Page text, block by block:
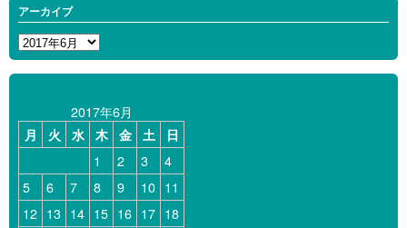
アーカイブ
ア
ー
カ
2017年6月
月 火 水 木 金 土 日
1 2 3
4
5
6 7 8 9 10 11
12 13 14 15 16 17 18